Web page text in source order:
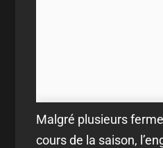
Malgré plusieurs
cours de la saison,